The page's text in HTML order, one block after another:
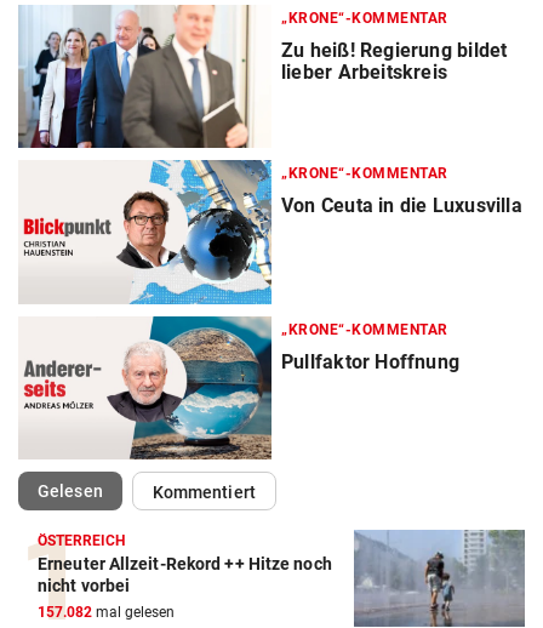
„KRONE“-KOMMENTAR
Zu heiß! Regierung bildet
lieber Arbeitskreis
„KRONE“-KOMMENTAR
Von Ceuta in die Luxusvilla
„KRONE“-KOMMENTAR
Pullfaktor Hoffnung
Gelesen(ausgewählt)Kommentiert
ÖSTERREICH
Erneuter Allzeit-Rekord ++ Hitze noch
nicht vorbei
157.082 mal gelesen